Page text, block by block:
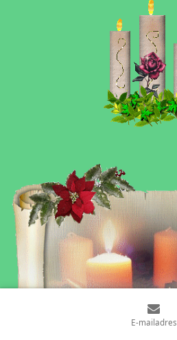
E-mailadres